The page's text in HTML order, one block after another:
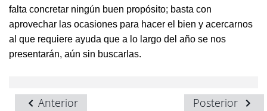
falta concretar ningún buen propósito; basta con
aprovechar las ocasiones para hacer el bien y acercarnos
al que requiere ayuda que a lo largo del año se nos
presentarán, aún sin buscarlas.
Posterior
Anterior